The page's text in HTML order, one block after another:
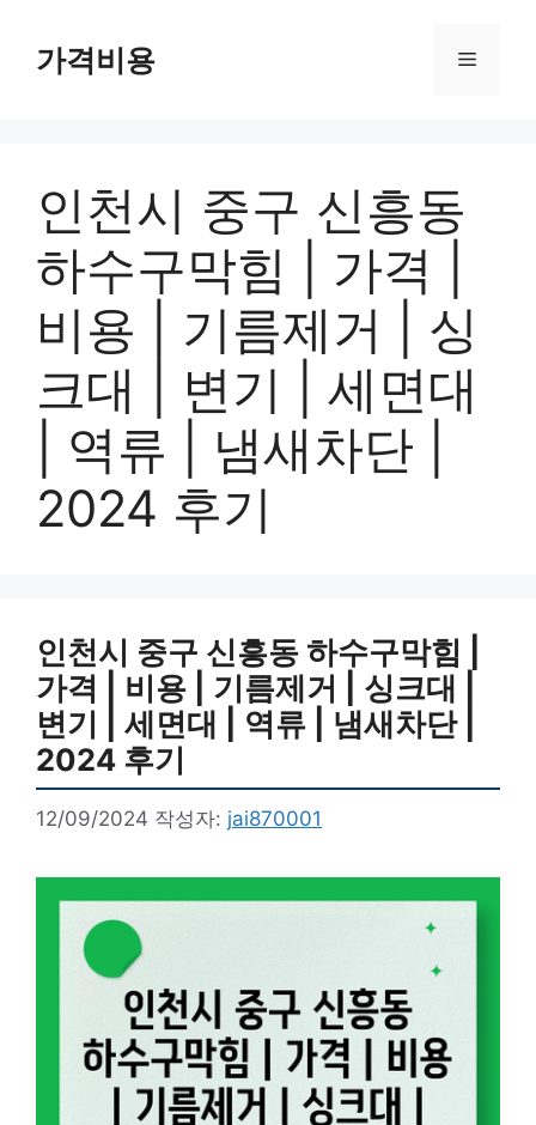
가격비용 메
인천시 중구 신흥동
하수구막힘 | 가격 |
비용 | 기름제거 | 싱
크대 | 변기 | 세면대
| 역류 | 냄새차단 |
2024 후기
인천시 중구 신흥동 하수구막힘 |
가격 | 비용 | 기름제거 | 싱크대 |
변기 | 세면대 | 역류 | 냄새차단 |
2024 후기
12/09/2024 작성자: jai870001